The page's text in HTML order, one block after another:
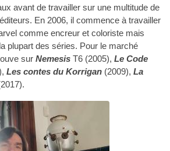
avant de travailler sur une multitude de
En 2006, il commence à travailler
comme encreur et coloriste mais
plupart des séries. Pour le marché
sur Nemesis T6 (2005), Le Code
Les contes du Korrigan (2009), La